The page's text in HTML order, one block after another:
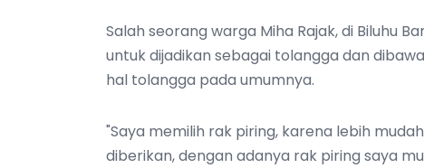
Salah seorang warga Miha Rajak, di Biluhu
untuk dijadikan sebagai tolangga dan
hal tolangga pada umumnya.
"Saya memilih rak piring, karena lebih
diberikan, dengan adanya rak piring saya